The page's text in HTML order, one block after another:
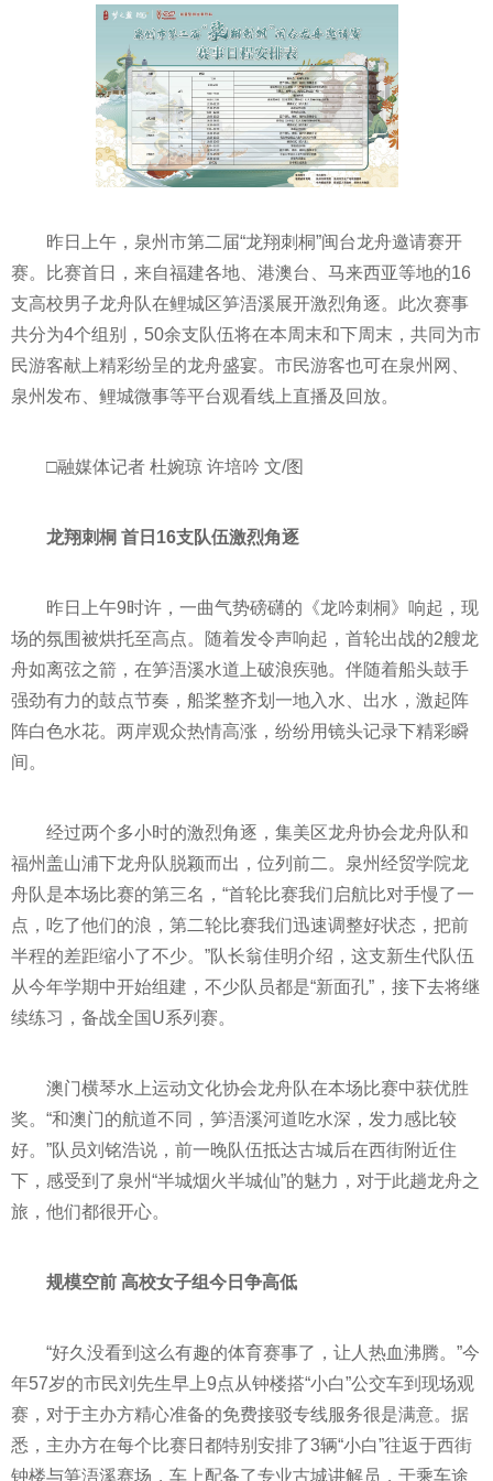
昨日上午，泉州市第二届“龙翔刺桐”闽台龙舟邀请赛开
赛。比赛首日，来自福建各地、港澳台、马来西亚等地的16
支高校男子龙舟队在鲤城区笋浯溪展开激烈角逐。此次赛事
共分为4个组别，50余支队伍将在本周末和下周末，共同为市
民游客献上精彩纷呈的龙舟盛宴。市民游客也可在泉州网、
泉州发布、鲤城微事等平台观看线上直播及回放。
□融媒体记者 杜婉琼 许培吟 文/图
龙翔刺桐 首日16支队伍激烈角逐
昨日上午9时许，一曲气势磅礴的《龙吟刺桐》响起，现
场的氛围被烘托至高点。随着发令声响起，首轮出战的2艘龙
舟如离弦之箭，在笋浯溪水道上破浪疾驰。伴随着船头鼓手
强劲有力的鼓点节奏，船桨整齐划一地入水、出水，激起阵
阵白色水花。两岸观众热情高涨，纷纷用镜头记录下精彩瞬
间。
经过两个多小时的激烈角逐，集美区龙舟协会龙舟队和
福州盖山浦下龙舟队脱颖而出，位列前二。泉州经贸学院龙
舟队是本场比赛的第三名，“首轮比赛我们启航比对手慢了一
点，吃了他们的浪，第二轮比赛我们迅速调整好状态，把前
半程的差距缩小了不少。”队长翁佳明介绍，这支新生代队伍
从今年学期中开始组建，不少队员都是“新面孔”，接下去将继
续练习，备战全国U系列赛。
澳门横琴水上运动文化协会龙舟队在本场比赛中获优胜
奖。“和澳门的航道不同，笋浯溪河道吃水深，发力感比较
好。”队员刘铭浩说，前一晚队伍抵达古城后在西街附近住
下，感受到了泉州“半城烟火半城仙”的魅力，对于此趟龙舟之
旅，他们都很开心。
规模空前 高校女子组今日争高低
“好久没看到这么有趣的体育赛事了，让人热血沸腾。”今
年57岁的市民刘先生早上9点从钟楼搭“小白”公交车到现场观
赛，对于主办方精心准备的免费接驳专线服务很是满意。据
悉，主办方在每个比赛日都特别安排了3辆“小白”往返于西街
钟楼与笋浯溪赛场，车上配备了专业古城讲解员，于乘车途